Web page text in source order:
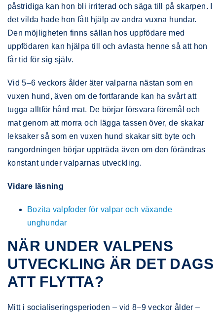
påstridiga kan hon bli irriterad och säga till på skarpen. I
det vilda hade hon fått hjälp av andra vuxna hundar.
Den möjligheten finns sällan hos uppfödare med
uppfödaren kan hjälpa till och avlasta henne så att hon
får tid för sig själv.
Vid 5–6 veckors ålder äter valparna nästan som en
vuxen hund, även om de fortfarande kan ha svårt att
tugga alltför hård mat. De börjar försvara föremål och
mat genom att morra och lägga tassen över, de skakar
leksaker så som en vuxen hund skakar sitt byte och
rangordningen börjar uppträda även om den förändras
konstant under valparnas utveckling.
Vidare läsning
Bozita valpfoder för valpar och växande
unghundar
NÄR UNDER VALPENS
UTVECKLING ÄR DET DAGS
ATT FLYTTA?
Mitt i socialiseringsperioden – vid 8–9 veckor ålder –